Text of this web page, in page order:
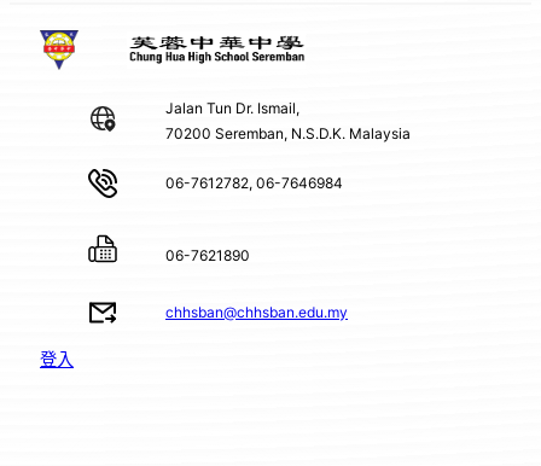
Jalan Tun Dr. Ismail,
70200 Seremban, N.S.D.K. Malaysia
06-7612782, 06-7646984
06-7621890
chhsban@chhsban.edu.my
登入